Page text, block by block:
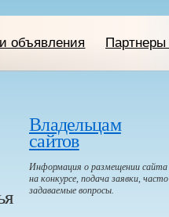
объявления Партнеры
Владельцам
сайтов
Информация о размещении сайта
на конкурсе, подача заявки, часто
задаваемые вопросы.